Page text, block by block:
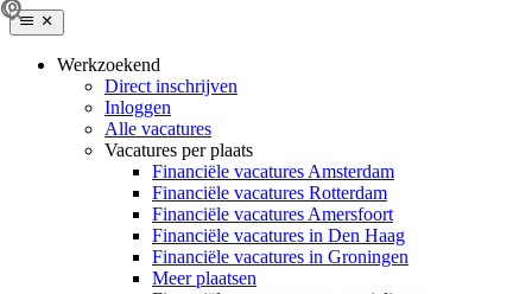
Werkzoekend
Direct inschrijven
Inloggen
Alle vacatures
Vacatures per plaats
Financiële vacatures Amsterdam
Financiële vacatures Rotterdam
Financiële vacatures Amersfoort
Financiële vacatures in Den Haag
Financiële vacatures in Groningen
Meer plaatsen